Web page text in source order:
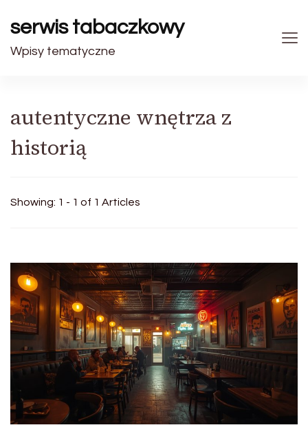
serwis tabaczkowy
Wpisy tematyczne
autentyczne wnętrza z
historią
Showing: 1 - 1 of 1 Articles